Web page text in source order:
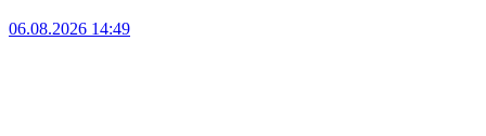
06.08.2026 14:49